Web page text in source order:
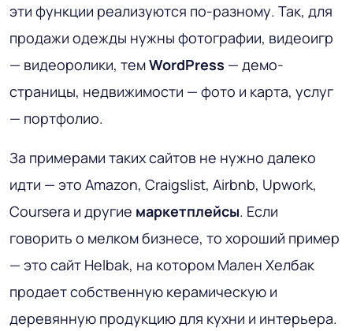
эти функции реализуются по-разному. Так, для
продажи одежды нужны фотографии, видеоигр
— видеоролики, темWordPress — демо-
страницы, недвижимости — фото и карта, услуг
— портфолио.
За примерами таких сайтов не нужно далеко
идти — это Amazon, Craigslist, Airbnb, Upwork,
Coursera и другие маркетплейсы. Если
говорить о мелком бизнесе, то хороший пример
— это сайт Helbak, на котором Мален Хелбак
продает собственную керамическую и
деревянную продукцию для кухни и интерьера.